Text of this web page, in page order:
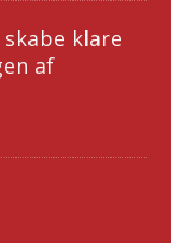
klare
af